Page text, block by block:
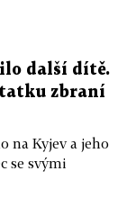
další dítě.
zbraní
na Kyjev a jeho
se svými